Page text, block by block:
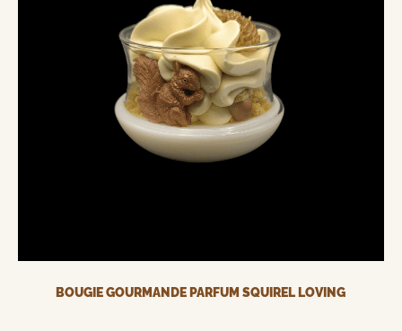
BOUGIE GOURMANDE PARFUM SQUIREL LOVING